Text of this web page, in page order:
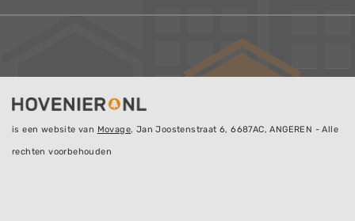
is een website van Movage, Jan Joostenstraat 6, 6687AC, ANGEREN - Alle
rechten voorbehouden